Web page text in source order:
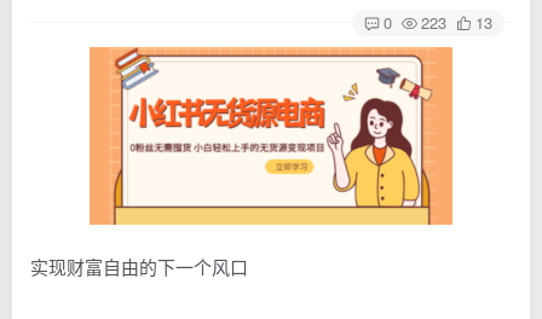
0 223 13
实现财富自由的下一个风口